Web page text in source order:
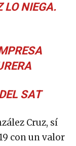
LO NIEGA.
SAT
Cruz, sí
con un valor